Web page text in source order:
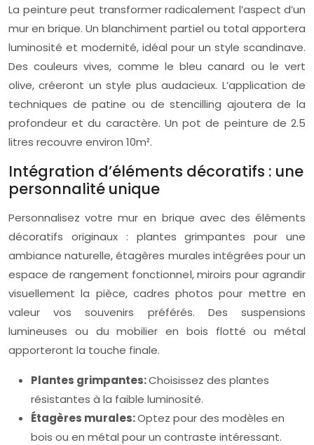
La peinture peut transformer radicalement l’aspect d’un
mur en brique. Un blanchiment partiel ou total apportera
luminosité et modernité, idéal pour un style scandinave.
Des couleurs vives, comme le bleu canard ou le vert
olive, créeront un style plus audacieux. L’application de
techniques de patine ou de stencilling ajoutera de la
profondeur et du caractère. Un pot de peinture de 2.5
litres recouvre environ 10m².
Intégration d’éléments décoratifs : une
personnalité unique
Personnalisez votre mur en brique avec des éléments
décoratifs originaux : plantes grimpantes pour une
ambiance naturelle, étagères murales intégrées pour un
espace de rangement fonctionnel, miroirs pour agrandir
visuellement la pièce, cadres photos pour mettre en
valeur vos souvenirs préférés. Des suspensions
lumineuses ou du mobilier en bois flotté ou métal
apporteront la touche finale.
Plantes grimpantes:Choisissez des plantes
résistantes à la faible luminosité.
Étagères murales:Optez pour des modèles en
bois ou en métal pour un contraste intéressant.